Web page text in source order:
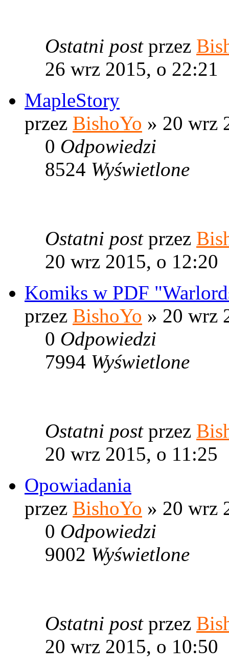
Ostatni post przez
26 wrz 2015, o 22:21
MapleStory
przez BishoYo » 20 wrz
0 Odpowiedzi
8524 Wyświetlone
Ostatni post przez
20 wrz 2015, o 12:20
Komiks w PDF
przez BishoYo » 20 wrz
0 Odpowiedzi
7994 Wyświetlone
Ostatni post przez
20 wrz 2015, o 11:25
Opowiadania
przez BishoYo » 20 wrz
0 Odpowiedzi
9002 Wyświetlone
Ostatni post przez
20 wrz 2015, o 10:50